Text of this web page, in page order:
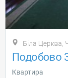
Біла Церква,
Подобово
Квартира